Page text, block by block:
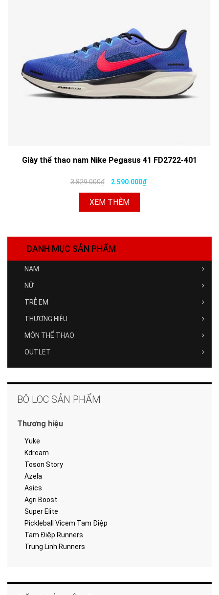
Giày thể thao nam Nike Pegasus 41 FD2722-401
3.829.000₫ 2.590.000₫
XEM THÊM
DANH MỤC SẢN PHẨM
NAM
NỮ
TRẺ EM
THƯƠNG HIỆU
MÔN THỂ THAO
OUTLET
BỘ LỌC SẢN PHẨM
Thương hiệu
Yuke
Kdream
Toson Story
Azela
Asics
Agri Boost
Super Elite
Pickleball Vicem Tam Điệp
Tam Điệp Runners
Trung Linh Runners